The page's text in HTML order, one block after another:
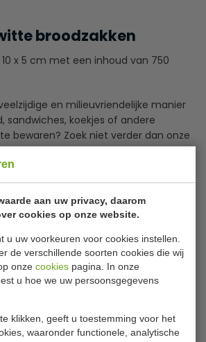
aan uw privacy, daarom
cookies op onze website.
u uw voorkeuren voor cookies instellen.
de verschillende soorten cookies die wij
onze cookies pagina. In onze
u hoe we uw persoonsgegevens
klikken, geeft u toestemming voor het
waaronder functionele, analytische
broodzakken
x 5 cm met een inhoud van 750
en milieuvriendelijke manier
sandwiches, koekjes of andere
bewaren? Zoek niet verder dan onze
verkrijgbaar in diverse maten
te voldoen.
gemaakt van hoogwaardig, 100%
zijn ontworpen om lucht en vocht
dat u uw versgebakken lekkernijen
presenteren en vervoeren, zonder
te maken dat ze hun smaak of
broodzakken zijn niet alleen geschikt
voor koekjes, muffins, croissants en
Lees meer
P11531
24 x 10 x 5 cm
Papier